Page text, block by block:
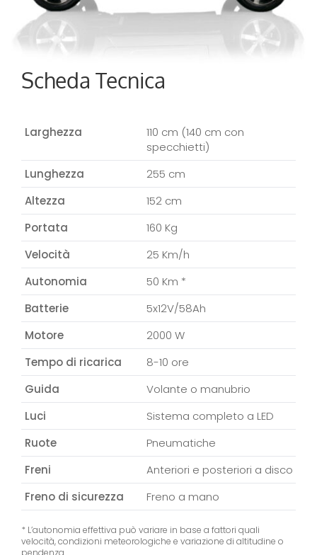
Scheda Tecnica
Larghezza
110 cm (140 cm con
specchietti)
Lunghezza
255 cm
Altezza
152 cm
Portata
160 Kg
Velocità
25 Km/h
Autonomia
50 Km *
Batterie
5x12V/58Ah
Motore
2000 W
Tempo di ricarica
8-10 ore
Guida
Volante o manubrio
Luci
Sistema completo a LED
Ruote
Pneumatiche
Freni
Anteriori e posteriori a disco
Freno di sicurezza
Freno a mano
* L’autonomia effettiva può variare in base a fattori quali
velocità, condizioni meteorologiche e variazione di altitudine o